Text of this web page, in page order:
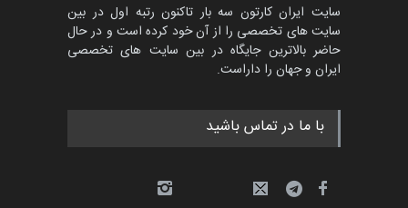
سایت ایران کارتون سه بار تاکنون رتبه اول در بین
سایت های تخصصی را از آن خود کرده است و در حال
حاضر بالاترین جایگاه در بین سایت های تخصصی
ایران و جهان را داراست.
با ما در تماس باشید